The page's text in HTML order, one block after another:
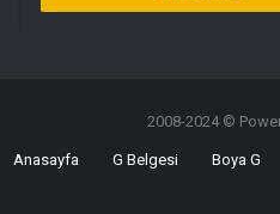
2008-2024 ©
Anasayfa G Belgesi Boya G